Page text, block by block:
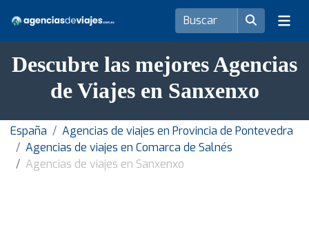
Descubre las mejores Agencias
de Viajes en Sanxenxo
España
Agencias de viajes en Provincia de Pontevedra
Agencias de viajes en Comarca de Salnés
Agencias de viajes en Sanxenxo